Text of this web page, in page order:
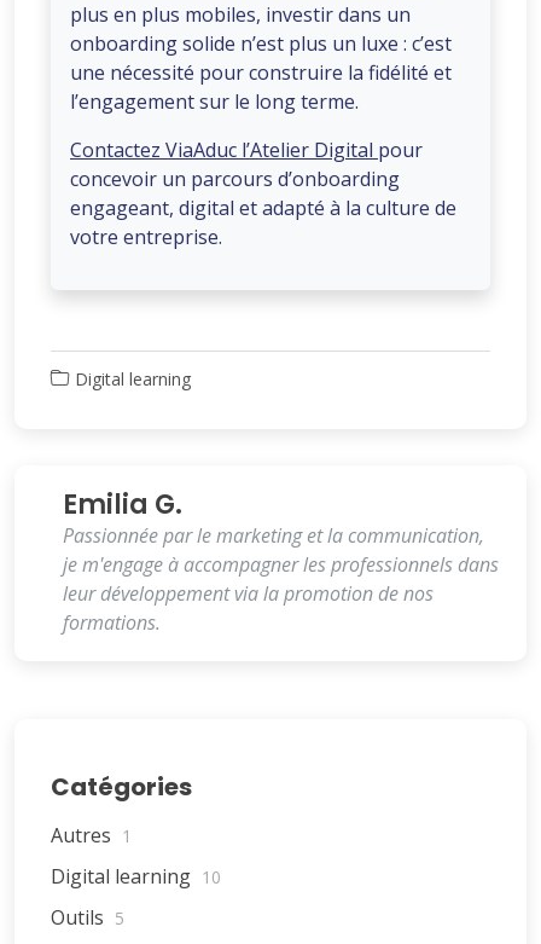
plus en plus mobiles, investir dans un
onboarding solide n’est plus un luxe : c’est
une nécessité pour construire la fidélité et
l’engagement sur le long terme.
Contactez ViaAduc l’Atelier Digital pour
concevoir un parcours d’onboarding
engageant, digital et adapté à la culture de
votre entreprise.
Digital learning
Emilia G.
Passionnée par le marketing et la communication,
je m'engage à accompagner les professionnels dans
leur développement via la promotion de nos
formations.
Catégories
Autres 1
Digital learning 10
Outils 5